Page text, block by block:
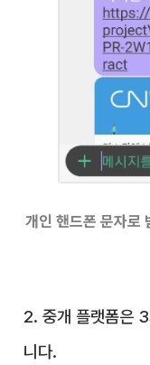
개인 핸드폰 문자로
2. 중개 플랫폼은
니다.